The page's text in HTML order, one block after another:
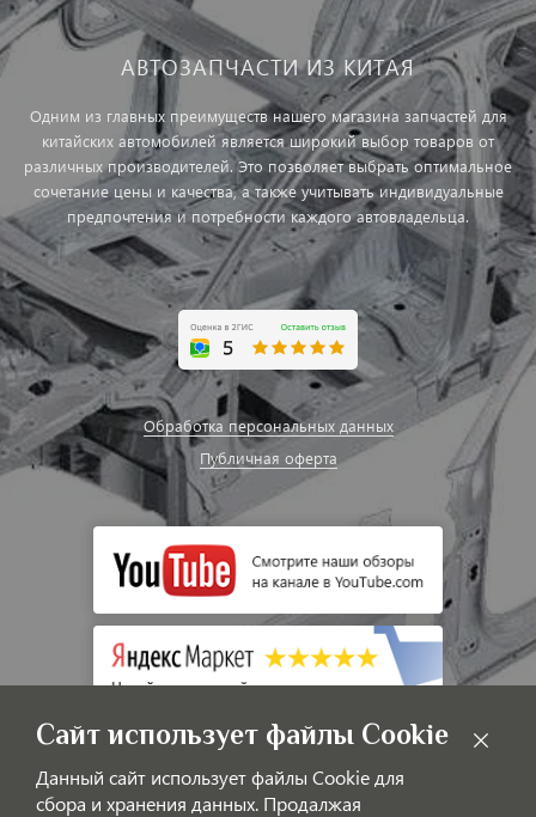
АВТОЗАПЧАСТИ ИЗ КИТАЯ
Одним из главных преимуществ нашего магазина запчастей для
китайских автомобилей является широкий выбор товаров от
различных производителей. Это позволяет выбрать оптимальное
сочетание цены и качества, а также учитывать индивидуальные
предпочтения и потребности каждого автовладельца.
Обработка персональных данных
Публичная оферта
Сайт использует файлы Cookie
Данный сайт использует файлы Cookie для
сбора и хранения данных. Продалжая